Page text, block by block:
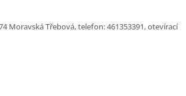
Moravská Třebová, telefon: 461353391, otevírací